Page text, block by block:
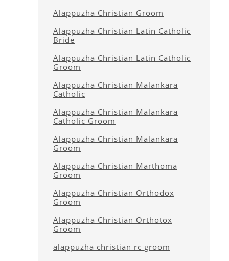
Alappuzha Christian Groom
Alappuzha Christian Latin Catholic
Bride
Alappuzha Christian Latin Catholic
Groom
Alappuzha Christian Malankara
Catholic
Alappuzha Christian Malankara
Catholic Groom
Alappuzha Christian Malankara
Groom
Alappuzha Christian Marthoma
Groom
Alappuzha Christian Orthodox
Groom
Alappuzha Christian Orthotox
Groom
alappuzha christian rc groom